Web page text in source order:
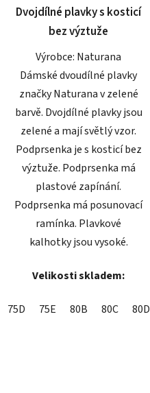
Dvojdílné plavky s kosticí
bez výztuže
Výrobce: Naturana
Dámské dvoudílné plavky
značky Naturana v zelené
barvě. Dvojdílné plavky jsou
zelené a mají světlý vzor.
Podprsenka je s kosticí bez
výztuže. Podprsenka má
plastové zapínání.
Podprsenka má posunovací
ramínka. Plavkové
kalhotky jsou vysoké.
Velikosti skladem:
75D 75E 80B 80C 80D